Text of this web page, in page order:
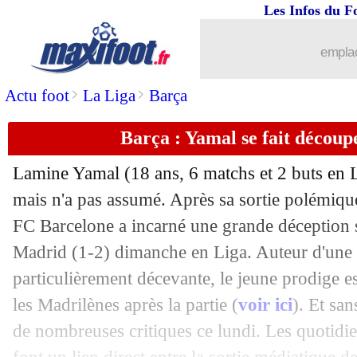
Actu foot> La Liga> Barça
Les Infos du
Barça : Yamal se fait
LamineYamal (18 ans, 6 matchs et 2 buts en
mais n'a pas assumé. Après sa sortie
FC Barcelone a incarné une grande
Madrid (1-2) dimanche en Liga. Auteur d'une
particulièrement décevante, le jeune prodige
les Madrilènes après la partie (voir ici). Et
de nombreuses critiques ce lundi. Les
Lyon: le penalty, Lacazette a poussé
27/10 Naples
27/10 Aston Villa: Cash a prolongé
27/10 Real : Mbappé, Tchouaméni n'en
27/10 Juve: Tudor a bien été licencié
27/10 Juve: et pourtant, Tudor était
27/10 Naples: fin d'année pour De Bruyne ?
27/10 Juve: Tudor va se faire virer !